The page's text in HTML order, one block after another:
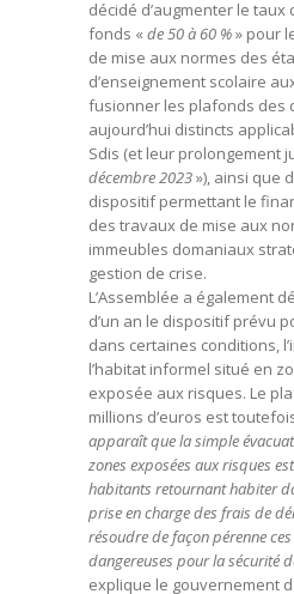
décidé d’augmenter le
fonds « de 50 à 60 %» pour
de mise aux normes des
d’enseignement scolaire
fusionner les plafonds des
aujourd’hui distincts
Sdis (et leur prolongement
décembre 2023»), ainsi que
dispositif permettant le
des travaux de mise aux
immeubles domaniaux
gestion de crise.
L’Assemblée a également
d’un an le dispositif prévu
dans certaines conditions,
l’habitat informel situé en
exposée aux risques. Le
millions d’euros est
apparaît que la simple
zones exposées aux risques
habitants retournant habiter
prise en charge des frais de
résoudre de façon pérenne
dangereuses pour la sécurité
explique le gouvernement